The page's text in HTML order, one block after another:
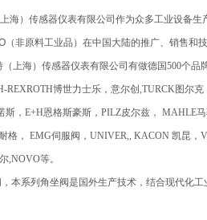
海）传感器仪表有限公司作为众多工业设备
（非原料工业品）在中国大陆的推广、销售和
上海）传感器仪表有限公司有做德国500个品
REXROTH博世力士乐，意尔创,TURCK图尔
斯，E+H恩格斯豪斯，PILZ皮尔兹， MAHLE
格， EMG伺服阀，UNIVER,, KACON 凯昆
,NOVO等。
本系列角坐阀是国外生产技术，结合现代化